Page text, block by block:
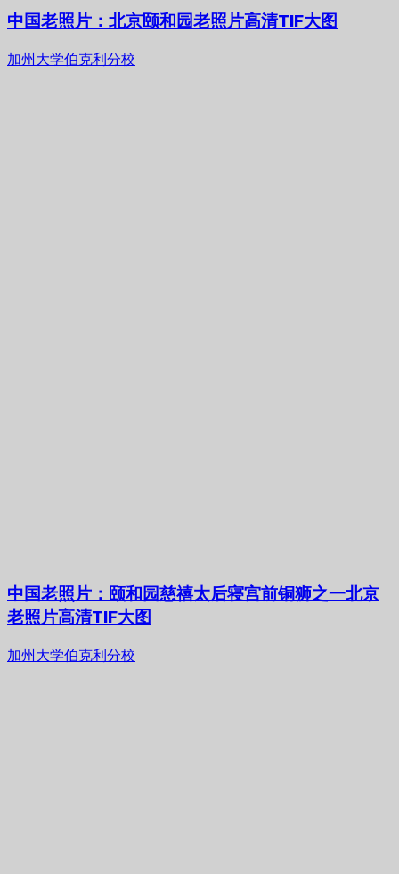
中国老照片：北京颐和园老照片高清TIF大图
加州大学伯克利分校
中国老照片：颐和园慈禧太后寝宫前铜狮之一北京
老照片高清TIF大图
加州大学伯克利分校